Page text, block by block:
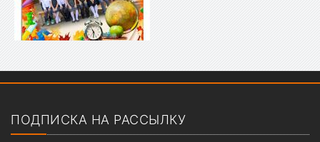
ПОДПИСКА НА РАССЫЛКУ